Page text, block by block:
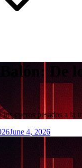
De
cueros pesados a la
June 4, 2026